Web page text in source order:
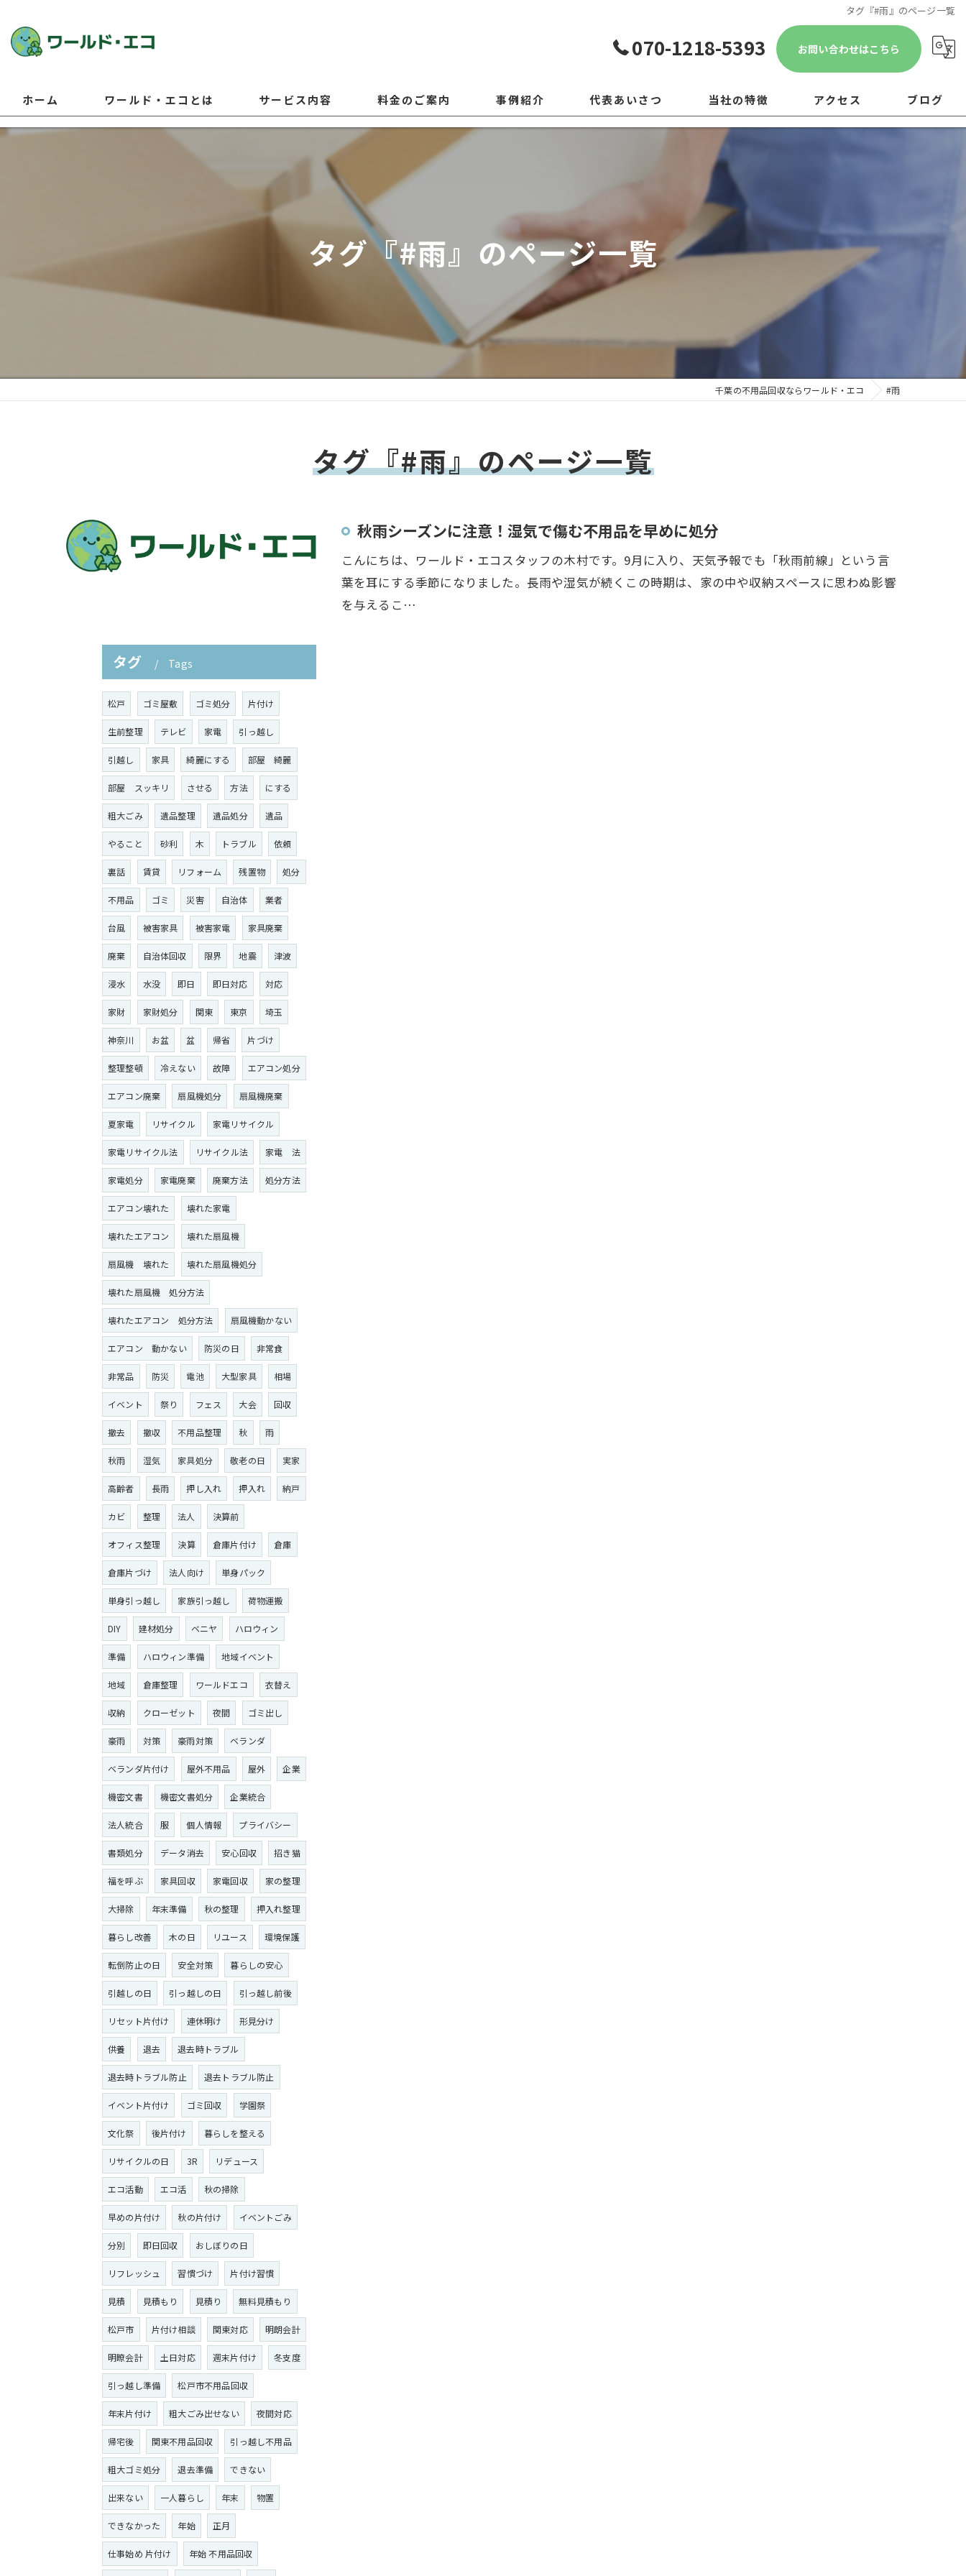
タグ『#雨』のページ一覧
070-1218-5393 お問い合わせはこちら
ホーム ワールド・エコとは サービス内容 料金のご案内 事例紹介 代表あいさつ 当社の特徴
遺品整理
引越し
アクセス ブログ
タグ『#雨』のページ一覧
千葉の不用品回収ならワールド・エコ #雨
タグ『#雨』のページ一覧
秋雨シーズンに注意！湿気で傷む不用品を早めに処分
こんにちは、ワールド・エコスタッフの木村です。9月に入り、天気予報でも「秋雨前線」という言
葉を耳にする季節になりました。長雨や湿気が続くこの時期は、家の中や収納スペースに思わぬ影響
を与えるこ…
タグ Tags
松戸 ゴミ屋敷 ゴミ処分 片付け
生前整理 テレビ 家電 引っ越し
引越し 家具 綺麗にする 部屋 綺麗
部屋 スッキリ させる 方法 にする
粗大ごみ 遺品整理 遺品処分 遺品
やること 砂利 木 トラブル 依頼
裏話 賃貸 リフォーム 残置物 処分
不用品 ゴミ 災害 自治体 業者
台風 被害家具 被害家電 家具廃棄
廃棄 自治体回収 限界 地震 津波
浸水 水没 即日 即日対応 対応
家財 家財処分 関東 東京 埼玉
神奈川 お盆 盆 帰省 片づけ
整理整頓 冷えない 故障 エアコン処分
エアコン廃棄 扇風機処分 扇風機廃棄
夏家電 リサイクル 家電リサイクル
家電リサイクル法 リサイクル法 家電 法
家電処分 家電廃棄 廃棄方法 処分方法
エアコン壊れた 壊れた家電
壊れたエアコン 壊れた扇風機
扇風機 壊れた 壊れた扇風機処分
壊れた扇風機 処分方法
壊れたエアコン 処分方法 扇風機動かない
エアコン 動かない 防災の日 非常食
非常品 防災 電池 大型家具 相場
イベント 祭り フェス 大会 回収
撤去 撤収 不用品整理 秋 雨
秋雨 湿気 家具処分 敬老の日 実家
高齢者 長雨 押し入れ 押入れ 納戸
カビ 整理 法人 決算前
オフィス整理 決算 倉庫片付け 倉庫
倉庫片づけ 法人向け 単身パック
単身引っ越し 家族引っ越し 荷物運搬
DIY 建材処分 ベニヤ ハロウィン
準備 ハロウィン準備 地域イベント
地域 倉庫整理 ワールドエコ 衣替え
収納 クローゼット 夜間 ゴミ出し
豪雨 対策 豪雨対策 ベランダ
ベランダ片付け 屋外不用品 屋外 企業
機密文書 機密文書処分 企業統合
法人統合 服 個人情報 プライバシー
書類処分 データ消去 安心回収 招き猫
福を呼ぶ 家具回収 家電回収 家の整理
大掃除 年末準備 秋の整理 押入れ整理
暮らし改善 木の日 リユース 環境保護
転倒防止の日 安全対策 暮らしの安心
引越しの日 引っ越しの日 引っ越し前後
リセット片付け 連休明け 形見分け
供養 退去 退去時トラブル
退去時トラブル防止 退去トラブル防止
イベント片付け ゴミ回収 学園祭
文化祭 後片付け 暮らしを整える
リサイクルの日 3R リデュース
エコ活動 エコ活 秋の掃除
早めの片付け 秋の片付け イベントごみ
分別 即日回収 おしぼりの日
リフレッシュ 習慣づけ 片付け習慣
見積 見積もり 見積り 無料見積もり
松戸市 片付け相談 関東対応 明朗会計
明瞭会計 土日対応 週末片付け 冬支度
引っ越し準備 松戸市不用品回収
年末片付け 粗大ごみ出せない 夜間対応
帰宅後 関東不用品回収 引っ越し不用品
粗大ゴミ処分 退去準備 できない
出来ない 一人暮らし 年末 物置
できなかった 年始 正月
仕事始め 片付け 年始 不用品回収